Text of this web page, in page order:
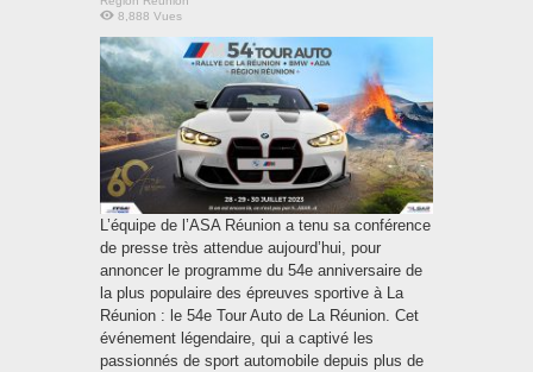
8,888 Vues
L’équipe de l’ASA Réunion a tenu sa conférence
de presse très attendue aujourd’hui, pour
annoncer le programme du 54e anniversaire de
la plus populaire des épreuves sportive à La
Réunion : le 54e Tour Auto de La Réunion. Cet
événement légendaire, qui a captivé les
passionnés de sport automobile depuis plus de